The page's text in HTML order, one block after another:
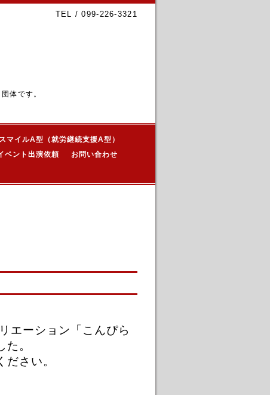
TEL / 099-226-3321
体です。
スマイルA型（就労継続支援A型）
ベント出演依頼
お問い合わせ
エーション「こんぴら
。
さい。